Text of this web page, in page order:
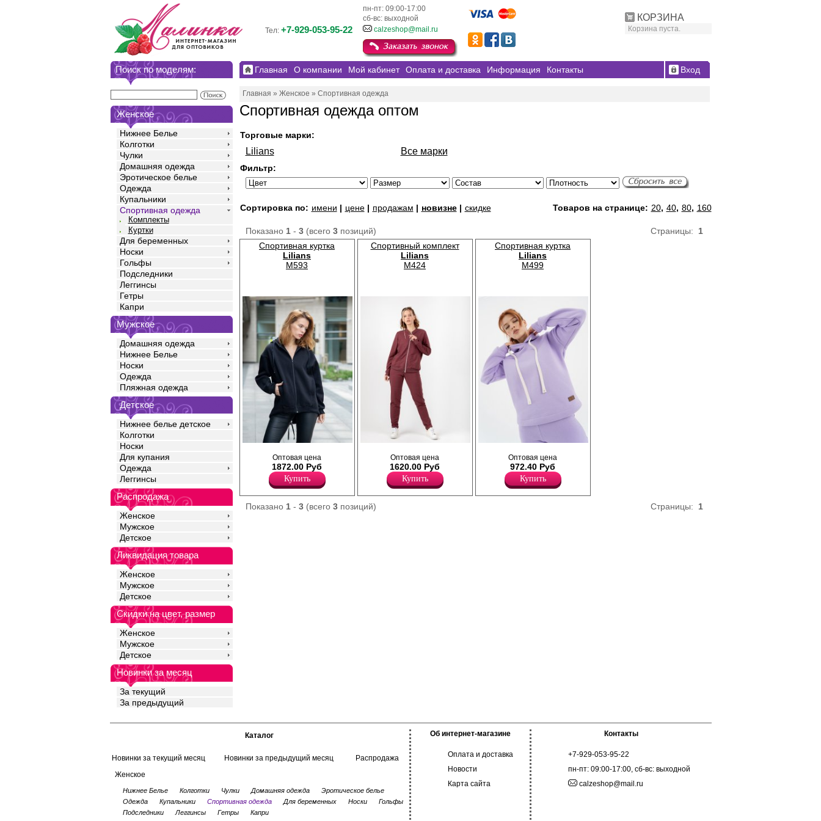
КОРЗИНА
Корзина пуста.
пн-пт: 09:00-17:00
сб-вс: выходной
Тел: +7-929-053-95-22 calzeshop@mail.ru
Поиск по моделям:
Женское
Нижнее Белье
Колготки
Чулки
Домашняя одежда
Эротическое белье
Одежда
Купальники
Спортивная одежда
Комплекты
Куртки
Для беременных
Носки
Гольфы
Подследники
Леггинсы
Гетры
Капри
Мужское
Домашняя одежда
Нижнее Белье
Носки
Одежда
Пляжная одежда
Детское
Нижнее белье детское
Колготки
Носки
Для купания
Одежда
Леггинсы
Распродажа
Женское
Мужское
Детское
Ликвидация товара
Женское
Мужское
Детское
Скидки на цвет, размер
Женское
Мужское
Детское
Новинки за месяц
За текущий
За предыдущий
Главная О компании Мой кабинет Оплата и доставка Информация Контакты Вход
Главная » Женское » Спортивная одежда
Спортивная одежда оптом
Торговые марки:
Lilians Все марки
Фильтр:
Сортировка по: имени | цене| продажам | новизне| скидке Товаров на странице: 20, 40, 80, 160
Страницы: 1
Показано 1- 3(всего 3позиций)
Спортивная куртка
Lilians
M593
длинными рукавами на манжетах,
капюшоном, центральной застежкой на
Полиэстер 30%
Оптовая цена
1872.00 Руб
Купить
Спортивный комплект
Lilians
M424
Джемпер с длинным рукавом на манжетах,
застежка на молнии, с карманами.
Лайкра 5%
Хлопок 95%
Оптовая цена
1620.00 Руб
Купить
Спортивная куртка
Lilians
M499
свободного кроя, с длинный рукавом и
спущенным плечом, эмблема на боковой
части изделия.
Хлопок 70%
Полиэстер 30%
Оптовая цена
972.40 Руб
Купить
Страницы: 1
Показано 1- 3(всего 3позиций)
Каталог
Новинки за текущий месяц Новинки за предыдущий месяц
Распродажа
Женское
Нижнее Белье Колготки Чулки Домашняя одежда
Эротическое белье
Одежда
Купальники Спортивная одежда Для беременных Носки
Гольфы
Подследники
Леггинсы Гетры Капри
Об интернет-магазине
Оплата и доставка
Новости
Карта сайта
Контакты
+7-929-053-95-22
пн-пт: 09:00-17:00, сб-вс: выходной
calzeshop@mail.ru